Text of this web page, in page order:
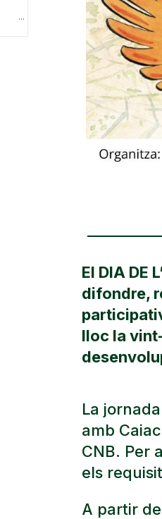
El DIA DE
difondre,
lloc la
La
amb
CNB. Per
els
A partir
L’Ajuntament de Porqueres i el Consorci de l’Estany impulsen la protecció i millora del paratge de les Estunes amb el suport de la Diputació de Girona